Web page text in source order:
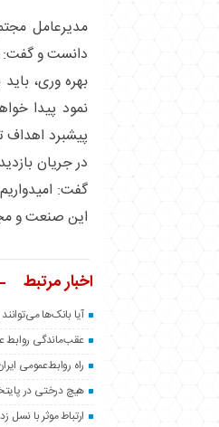
مدیرعامل
دانست و گفت:
بهره وری،
نمود پیدا
پیشبرد
در جریان
گفت:
این صنعت و
اخبار مرتبط
آیا بانک‌ها
عقب‌ماندگی روابط
راه روابط‌عمومی
هیچ درختی در پایتخت قطع نمی‌شود/
ارتباط موثر با نسل زد